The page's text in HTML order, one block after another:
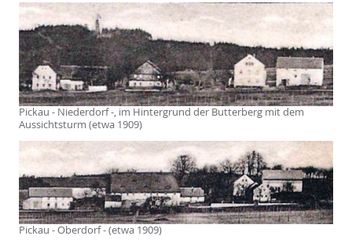
Pickau - Niederdorf -, im Hintergrund der Butterberg mit dem
Aussichtsturm (etwa 1909)
Pickau - Oberdorf - (etwa 1909)